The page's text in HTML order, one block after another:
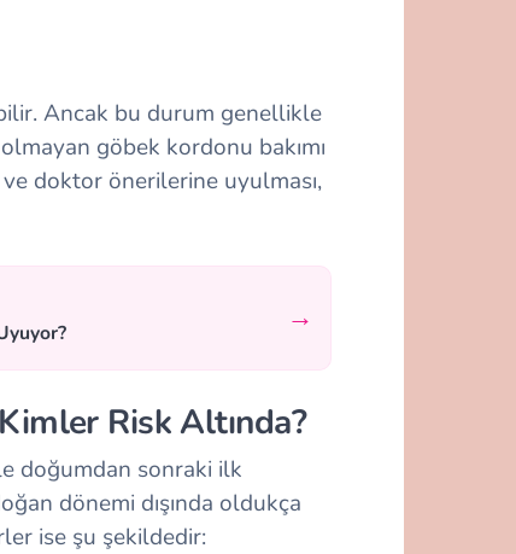
Ancak bu durum genellikle
göbek kordonu bakımı
doktor önerilerine uyulması,
→
Risk Altında?
doğumdan sonraki ilk
dönemi dışında oldukça
ise şu şekildedir: